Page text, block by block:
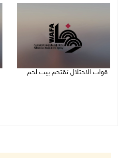
قوات الاحتلال تقتحم بيت لحم